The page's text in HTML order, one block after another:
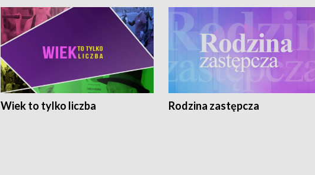
Wiek to tylko liczba Rodzina zastępcza